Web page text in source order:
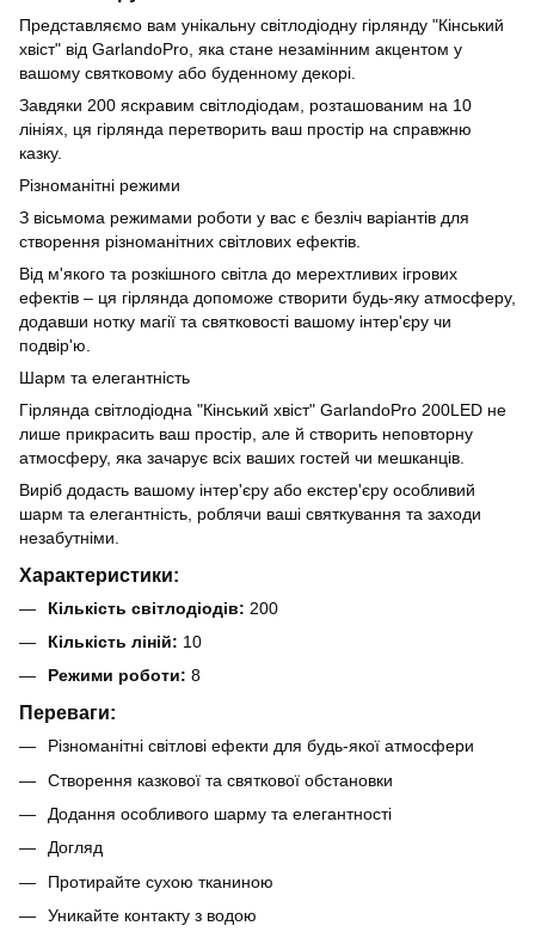
Представляємо вам унікальну світлодіодну гірлянду "Кінський
хвіст" від GarlandoPro, яка стане незамінним акцентом у
вашому святковому або буденному декорі.
Завдяки 200 яскравим світлодіодам, розташованим на 10
лініях, ця гірлянда перетворить ваш простір на справжню
казку.
Різноманітні режими
З вісьмома режимами роботи у вас є безліч варіантів для
створення різноманітних світлових ефектів.
Від м'якого та розкішного світла до мерехтливих ігрових
ефектів – ця гірлянда допоможе створити будь-яку атмосферу,
додавши нотку магії та святковості вашому інтер'єру чи
подвір'ю.
Шарм та елегантність
Гірлянда світлодіодна "Кінський хвіст" GarlandoPro 200LED не
лише прикрасить ваш простір, але й створить неповторну
атмосферу, яка зачарує всіх ваших гостей чи мешканців.
Виріб додасть вашому інтер'єру або екстер'єру особливий
шарм та елегантність, роблячи ваші святкування та заходи
незабутніми.
Характеристики:
Кількість світлодіодів: 200
Кількість ліній: 10
Режими роботи: 8
Переваги:
Різноманітні світлові ефекти для будь-якої атмосфери
Створення казкової та святкової обстановки
Додання особливого шарму та елегантності
Догляд
Протирайте сухою тканиною
Уникайте контакту з водою